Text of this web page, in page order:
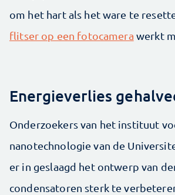
om het hart als het ware te
flitser op een fotocamera werkt
Energieverlies
Onderzoekers van het instituut
nanotechnologie van de
er in geslaagd het ontwerp van
condensatoren sterk te